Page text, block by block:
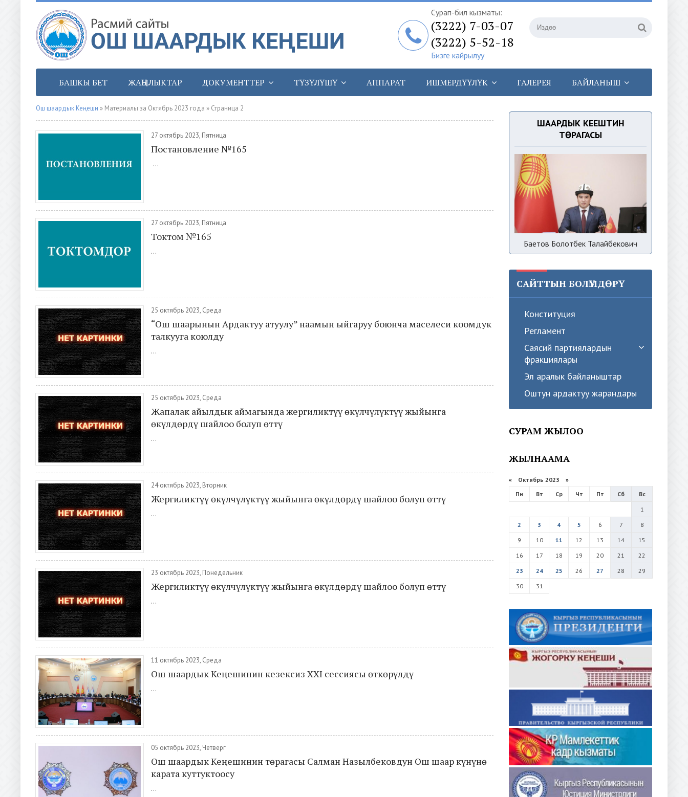
Сурап-билүү кызматы:
(3222) 7-03-07
(3222) 5-52-18
Бизге кайрылуу
БАШКЫ БЕТ ЖАҢЫЛЫКТАР ДОКУМЕНТТЕР ТҮЗҮЛҮШҮ АППАРАТ ИШМЕРДҮҮЛҮК ГАЛЕРЕЯ БАЙЛАНЫШ
Ош шаардык Кеңеши » Материалы за Октябрь 2023 года » Страница 2
27 октябрь 2023, Пятница
Постановление №165
...
27 октябрь 2023, Пятница
Токтом №165
...
25 октябрь 2023, Среда
“Ош шаарынын Ардактуу атуулу” наамын ыйгаруу боюнча маселеси коомдук
талкууга коюлду
...
25 октябрь 2023, Среда
Жапалак айылдык аймагында жергиликтүү өкүлчүлүктүү жыйынга
өкүлдөрдү шайлоо болуп өттү
...
24 октябрь 2023, Вторник
Жергиликтүү өкүлчүлүктүү жыйынга өкүлдөрдү шайлоо болуп өттү
...
23 октябрь 2023, Понедельник
Жергиликтүү өкүлчүлүктүү жыйынга өкүлдөрдү шайлоо болуп өттү
...
11 октябрь 2023, Среда
Ош шаардык Кеңешинин кезексиз XXI сессиясы өткөрүлдү
...
05 октябрь 2023, Четверг
Ош шаардык Кеңешинин төрагасы Салман Назылбековдун Ош шаар күнүнө
карата куттуктоосу
...
ШААРДЫК КЕҢЕШТИН
ТӨРАГАСЫ
Баетов Болотбек Талайбекович
САЙТТЫН БОЛҮМДӨРҮ
Конституция
Регламент
Саясий партиялардын
фракциялары
Эл аралык байланыштар
Оштун ардактуу жарандары
СУРАМ ЖЫЛОО
ЖЫЛНААМА
« Октябрь 2023 »
Пн
Вт Ср Чт Пт Сб
Вс
1
2
3 4 5 6 7
8
9
10 11 12 13 14
15
16
17 18 19 20 21
22
23
24 25 26 27 28
29
30
31